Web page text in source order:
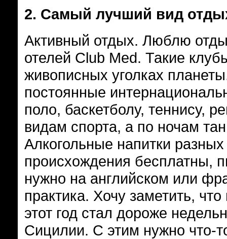
2. Самый лучший вид
Активный отдых. Люблю
отелей Club Med. Такие
живописных уголках
постоянные
поло, баскетболу, теннису,
видам спорта, а по ночам
Алкогольные напитки
происхождения бесплатны,
нужно на английском или
практика. Хочу заметить,
этот год стал дороже
Сицилии. С этим нужно что-